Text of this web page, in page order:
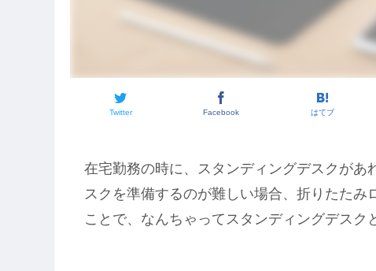
Twitter Facebook はてブ
在宅勤務の時に、スタンディングデスクが
スクを準備するのが難しい場合、折りたたみ
ことで、なんちゃってスタンディングデス